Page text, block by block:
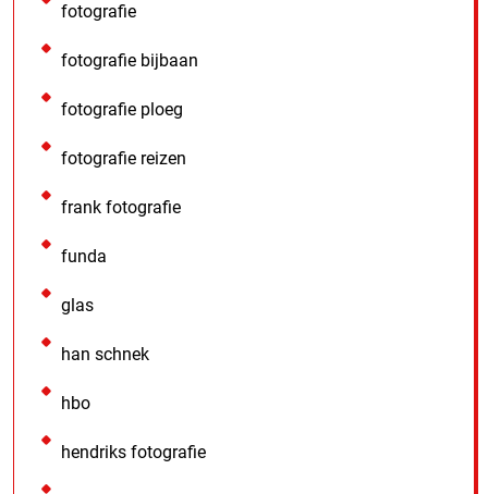
fotografie
fotografie bijbaan
fotografie ploeg
fotografie reizen
frank fotografie
funda
glas
han schnek
hbo
hendriks fotografie